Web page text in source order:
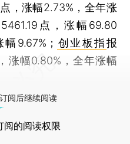
，涨幅2.73%，全年涨
点，涨幅69.80
9.67%； 创业板指报
涨幅0.80%，全年涨幅
阅后继续阅读
阅的阅读权限